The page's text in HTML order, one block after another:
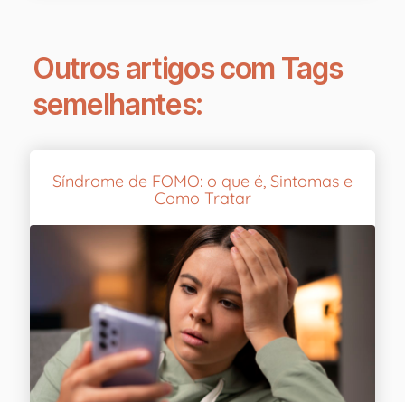
Outros artigos com Tags
semelhantes:
Síndrome de FOMO: o que é, Sintomas e
Como Tratar